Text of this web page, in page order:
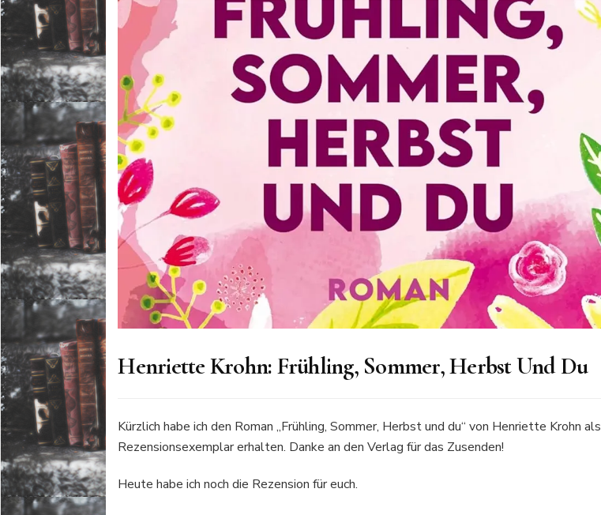
Henriette Krohn: Frühling, Sommer, Herbst Und Du
Kürzlich habe ich den Roman „Frühling, Sommer, Herbst und du“ von Henriette Krohn als
Rezensionsexemplar erhalten. Danke an den Verlag für das Zusenden!
Heute habe ich noch die Rezension für euch.